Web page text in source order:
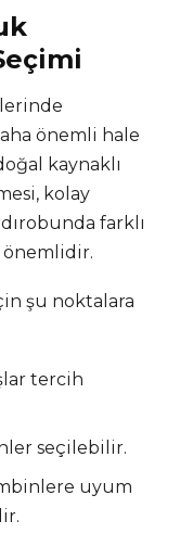
önemli hale
kaynaklı
kolay
farklı
şu noktalara
tercih
seçilebilir.
uyum